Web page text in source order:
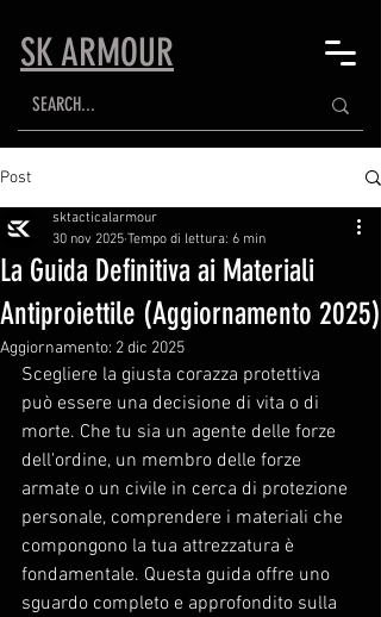
SK ARMOUR
Post
La Guida Definitiva ai Materiali
Antiproiettile (Aggiornamento 2025)
sktacticalarmour
30 nov 2025 Tempo di lettura: 6 min
Aggiornamento: 2 dic 2025
Scegliere la giusta corazza protettiva
può essere una decisione di vita o di
morte. Che tu sia un agente delle forze
dell'ordine, un membro delle forze
armate o un civile in cerca di protezione
personale, comprendere i materiali che
compongono la tua attrezzatura è
fondamentale. Questa guida offre uno
sguardo completo e approfondito sulla